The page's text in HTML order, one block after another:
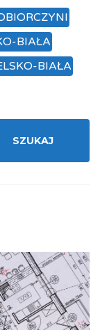
BIAŁA
BIAŁA
SZUKAJ